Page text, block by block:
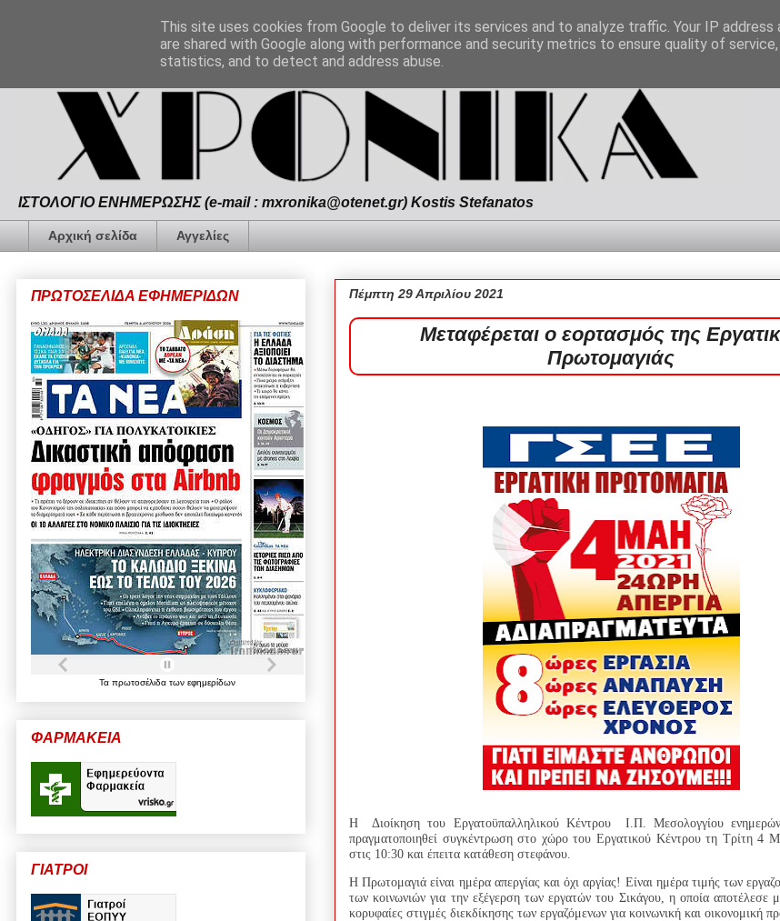
ΙΣΤΟΛΟΓΙΟ ΕΝΗΜΕΡΩΣΗΣ (e-mail : mxronika@otenet.gr) Kostis Stefanatos
Αρχική σελίδα Αγγελίες
Πέμπτη 29 Απριλίου 2021
Μεταφέρεται ο εορτασμός της
Πρωτομαγιάς
Η Διοίκηση του Εργατοϋπαλληλικού Κέντρου Ι.Π. Μεσολογγίου
πραγματοποιηθεί συγκέντρωση στο χώρο του Εργατικού Κέντρου τη Τρίτη 4
στις 10:30 και έπειτα κατάθεση στεφάνου.
Η Πρωτομαγιά είναι ημέρα απεργίας και όχι αργίας! Είναι ημέρα τιμής των
των κοινωνιών για την εξέγερση των εργατών του Σικάγου, η οποία αποτέλεσε
κορυφαίες στιγμές διεκδίκησης των εργαζόμενων για κοινωνική και οικονομική
ΠΡΩΤΟΣΕΛΙΔΑ ΕΦΗΜΕΡΙΔΩΝ
Τα πρωτοσέλιδα των εφημερίδων
ΦΑΡΜΑΚΕΙΑ
ΓΙΑΤΡΟΙ
This site uses cookies from Google to deliver its services and to analyze traffic. Your IP address
are shared with Google along with performance and security metrics to ensure quality of
statistics, and to detect and address abuse.